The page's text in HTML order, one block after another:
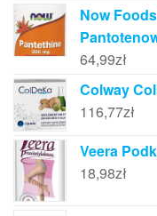
Now
64,99zł
Colway
116,77zł
Veera
18,98zł